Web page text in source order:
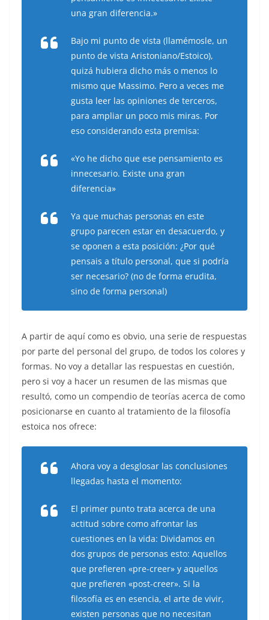
una gran diferencia.»
Bajo mi punto de vista (llamémosle, un
punto de vista Aristoniano/Estoico),
quizá hubiera dicho más o menos lo
mismo que Massimo. Pero a veces me
gusta leer las opiniones de terceros,
para ampliar un poco mis miras. Por
eso considerando esta premisa:
«Yo he dicho que ese pensamiento es
innecesario. Existe una gran
diferencia»
Ya que muchas personas en este
grupo parecen estar en desacuerdo, y
se oponen a esta posición: ¿Por qué
pensais a título personal, que si podría
ser necesario? (no de forma erudita,
sino de forma personal)
A partir de aquí como es obvio, una serie de respuestas
por parte del personal del grupo, de todos los colores y
formas. No voy a detallar las respuestas en cuestión,
pero si voy a hacer un resumen de las mismas que
resultó, como un compendio de teorías acerca de como
posicionarse en cuanto al tratamiento de la filosofía
estoica nos ofrece:
Ahora voy a desglosar las conclusiones
llegadas hasta el momento:
El primer punto trata acerca de una
actitud sobre como afrontar las
cuestiones en la vida: Dividamos en
dos grupos de personas esto: Aquellos
que prefieren «pre-creer» y aquellos
que prefieren «post-creer». Si la
filosofía es en esencia, el arte de vivir,
existen personas que no necesitan